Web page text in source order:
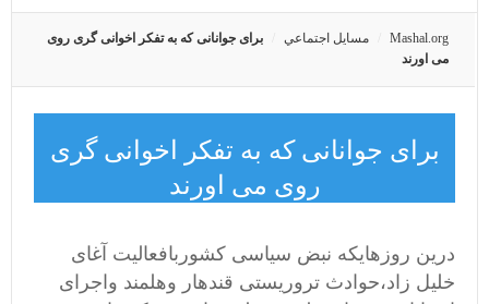
Mashal.org مسايل اجتماعي
برای جوانانی که به تفکر اخوانی گری روی
می اورند
برای جوانانی که به تفکر اخوانی گری
روی می اورند
درین روزهایکه نبض سیاسی کشوربافعالیت آغای
خلیل زاد،حوادث تروریستی قندهار وهلمند واجرای